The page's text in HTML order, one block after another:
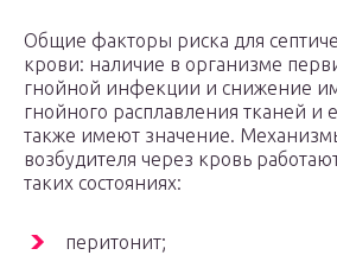
Общие факторы риска для
крови: наличие в организме
гнойной инфекции и снижение
гнойного расплавления тканей и
также имеют значение.
возбудителя через кровь
таких состояниях:
перитонит;